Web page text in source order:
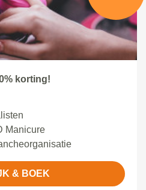
korting!
Manicure
& BOEK